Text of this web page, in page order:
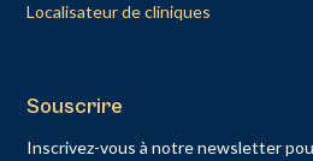
Localisateur de cliniques
Souscrire
Inscrivez-vous à notre newsletter